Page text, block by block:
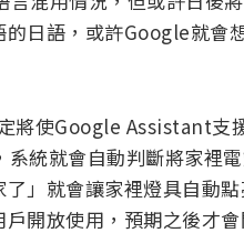
的日語，或許Google就
將使Google Assistant支
統就會自動判斷將家裡
」就會讓家裡燈具自動
開放使用，預期之後才